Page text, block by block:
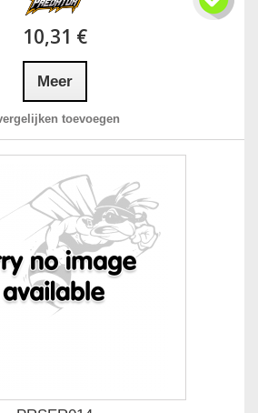
10,31 €
Meer
toevoegen